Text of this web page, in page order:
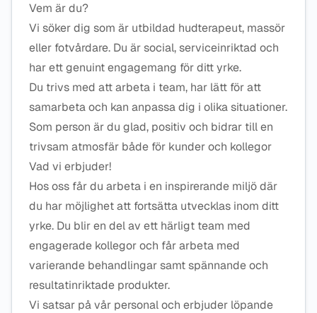
Vem är du?
Vi söker dig som är utbildad hudterapeut, massör
eller fotvårdare. Du är social, serviceinriktad och
har ett genuint engagemang för ditt yrke.
Du trivs med att arbeta i team, har lätt för att
samarbeta och kan anpassa dig i olika situationer.
Som person är du glad, positiv och bidrar till en
trivsam atmosfär både för kunder och kollegor
Vad vi erbjuder!
Hos oss får du arbeta i en inspirerande miljö där
du har möjlighet att fortsätta utvecklas inom ditt
yrke. Du blir en del av ett härligt team med
engagerade kollegor och får arbeta med
varierande behandlingar samt spännande och
resultatinriktade produkter.
Vi satsar på vår personal och erbjuder löpande